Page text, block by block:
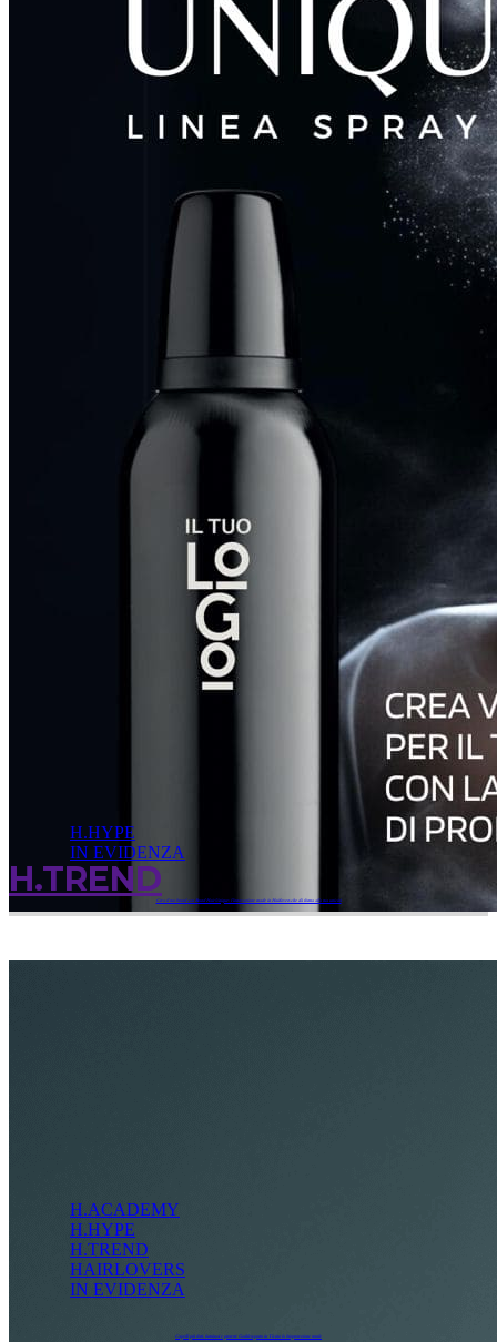
H.HYPE
IN EVIDENZA
Crea il tuo brand con Brand Hair Unique: l’innovazione made in Hairlovers che dà forma alla tua unicità
H.TREND
H.ACADEMY
H.HYPE
H.TREND
HAIRLOVERS
IN EVIDENZA
Capelli più forti, luminosi e protetti: Goddess porta in Ticino la bioprotezione totale